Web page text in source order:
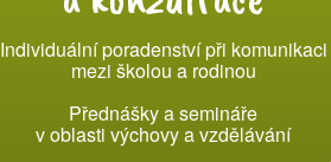
Individuální poradenství při komunikaci
mezi školou a rodinou
Přednášky a semináře
v oblasti výchovy a vzdělávání